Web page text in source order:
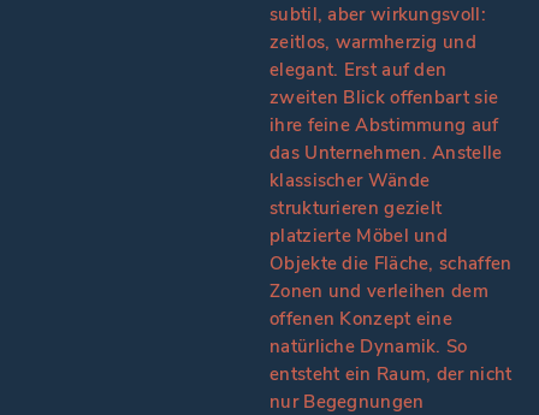
subtil, aber wirkungsvoll:
zeitlos, warmherzig und
elegant. Erst auf den
zweiten Blick offenbart sie
ihre feine Abstimmung auf
das Unternehmen. Anstelle
klassischer Wände
strukturieren gezielt
platzierte Möbel und
Objekte die Fläche, schaffen
Zonen und verleihen dem
offenen Konzept eine
natürliche Dynamik. So
entsteht ein Raum, der nicht
nur Begegnungen